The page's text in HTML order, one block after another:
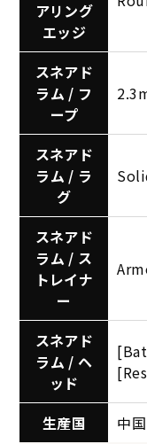
アリング
エッジ
スネアド
ラム / フ
ープ
スネアド
ラム / ラ
グ
スネアド
ラム / ス
トレイナ
ー
スネアド
ラム / ヘ
ッド
生産国 中国